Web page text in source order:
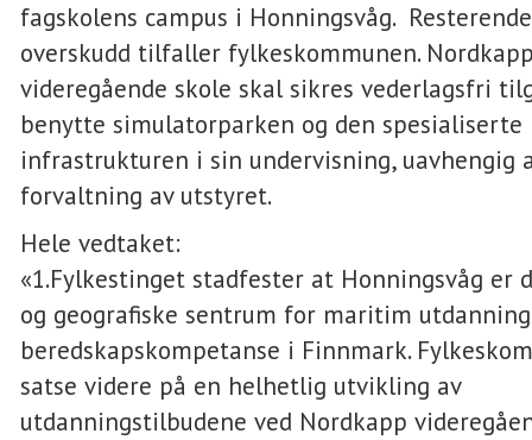
fagskolens campus i Honningsvåg.
overskudd tilfaller fylkeskommunen.
videregående skole skal sikres vederlagsfri
benytte simulatorparken og den spesialiserte
infrastrukturen i sin undervisning, uavhengig
forvaltning av utstyret.
Hele vedtaket:
«1.Fylkestinget stadfester at Honningsvåg er
og geografiske sentrum for maritim
beredskapskompetanse i Finnmark.
satse videre på en helhetlig utvikling av
utdanningstilbudene ved Nordkapp